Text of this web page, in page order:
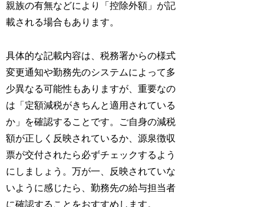
親族の有無などにより「控除外額」が記
載される場合もあります。
具体的な記載内容は、税務署からの様式
変更通知や勤務先のシステムによって多
少異なる可能性もありますが、重要なの
は「定額減税がきちんと適用されている
か」を確認することです。ご自身の減税
額が正しく反映されているか、源泉徴収
票が交付されたら必ずチェックするよう
にしましょう。万が一、反映されていな
いように感じたら、勤務先の給与担当者
に確認することをおすすめします。